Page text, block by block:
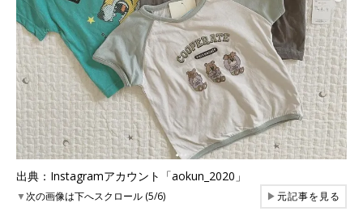
出典：Instagramアカウント「aokun_2020」
▼次の画像は下へスクロール (5/6) ▶元記事を見る